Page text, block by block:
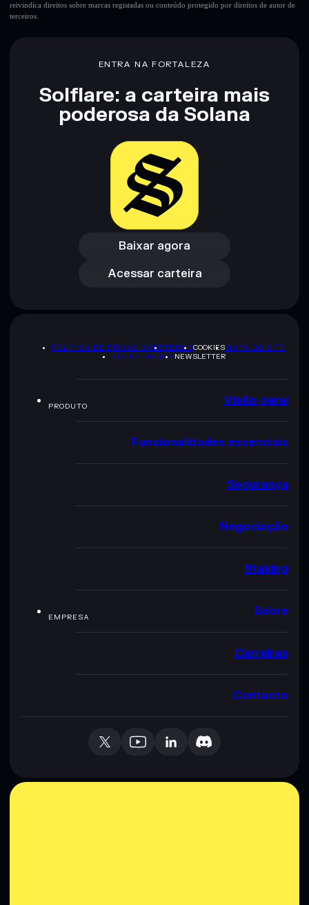
reivindica direitos sobre marcas registadas ou conteúdo protegido por direitos de autor de
terceiros.
ENTRA NA FORTALEZA
Solflare: a carteira mais
poderosa da Solana
Baixar agora
Baixar agora
Acessar carteira
Acessar carteira
POLÍTICA DE PRIVACIDADETERMSCOOKIESMAPA DO SITE
KIT DA MARCA NEWSLETTER
PRODUTO Visão geral
Funcionalidades essenciais
Segurança
Negociação
Staking
EMPRESA Sobre
Carreiras
Contacto